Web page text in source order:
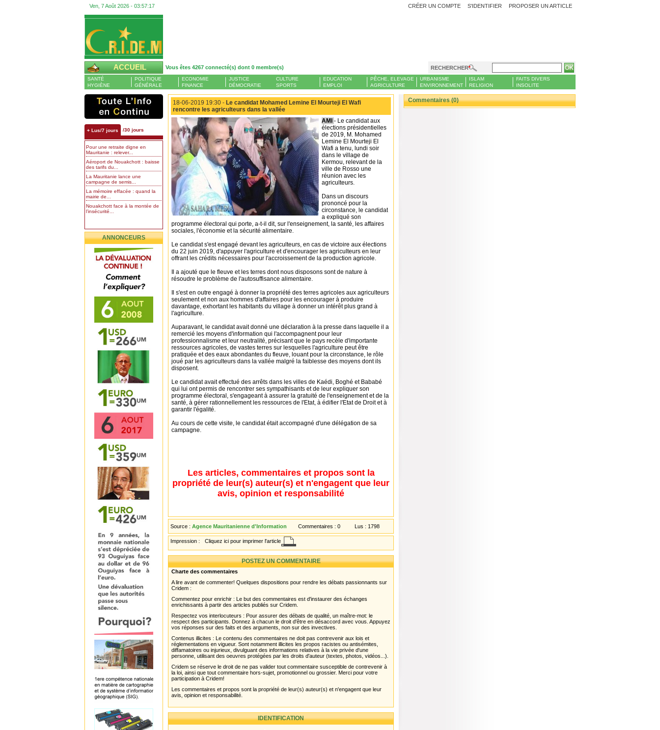
Ven, 7 Août 2026 - 03:57:18 PROPOSER UN ARTICLE
CRÉER UN COMPTE S'IDENTIFIER
ACCUEIL Vous êtes 4267 connecté(s) dont 0 membre(s) RECHERCHER
SANTÉ
HYGIÈNE
POLITIQUE
GÉNÉRALE
ECONOMIE
FINANCE
JUSTICE
DÉMOCRATIE
CULTURE
SPORTS
EDUCATION
EMPLOI
PÊCHE, ELEVAGE
AGRICULTURE
URBANISME
ENVIRONNEMENT
ISLAM
RELIGION
FAITS DIVERS
INSOLITE
+ Lus/7 jours /30 jours
Pour une retraite digne en
Mauritanie : relever...
Aéroport de Nouakchott : baisse
des tarifs du...
La Mauritanie lance une
campagne de semis...
La mémoire effacée : quand la
mairie de...
Nouakchott face à la montée de
l’insécurité...
ANNONCEURS
18-06-2019 19:30 - Le candidat Mohamed Lemine El Mourteji El Wafi
rencontre les agriculteurs dans la vallée
AMI - Le candidat aux
élections présidentielles
de 2019, M. Mohamed
Lemine El Mourteji El
Wafi a tenu, lundi soir
dans le village de
Kermou, relevant de la
ville de Rosso une
réunion avec les
agriculteurs.
Dans un discours
prononcé pour la
circonstance, le candidat
a expliqué son
programme électoral qui porte, a-t-il dit, sur l'enseignement, la santé, les affaires
sociales, l'économie et la sécurité alimentaire.
Le candidat s'est engagé devant les agriculteurs, en cas de victoire aux élections
du 22 juin 2019, d'appuyer l'agriculture et d'encourager les agriculteurs en leur
offrant les crédits nécessaires pour l'accroissement de la production agricole.
Il a ajouté que le fleuve et les terres dont nous disposons sont de nature à
résoudre le problème de l'autosuffisance alimentaire.
Il s'est en outre engagé à donner la propriété des terres agricoles aux agriculteurs
seulement et non aux hommes d'affaires pour les encourager à produire
davantage, exhortant les habitants du village à donner un intérêt plus grand à
l'agriculture.
Auparavant, le candidat avait donné une déclaration à la presse dans laquelle il a
remercié les moyens d'information qui l'accompagnent pour leur
professionnalisme et leur neutralité, précisant que le pays recèle d'importante
ressources agricoles, de vastes terres sur lesquelles l'agriculture peut être
pratiquée et des eaux abondantes du fleuve, louant pour la circonstance, le rôle
joué par les agriculteurs dans la vallée malgré la faiblesse des moyens dont ils
disposent.
Le candidat avait effectué des arrêts dans les villes de Kaédi, Boghé et Bababé
qui lui ont permis de rencontrer ses sympathisants et de leur expliquer son
programme électoral, s'engageant à assurer la gratuité de l'enseignement et de la
santé, à gérer rationnellement les ressources de l'Etat, à édifier l'Etat de Droit et à
garantir l'égalité.
Au cours de cette visite, le candidat était accompagné d'une délégation de sa
campagne.
Les articles, commentaires et propos sont la
propriété de leur(s) auteur(s) et n'engagent que leur
avis, opinion et responsabilité
Source : Agence Mauritanienne d'Information Commentaires : 0 Lus : 1798
Impression : Cliquez ici pour imprimer l'article
POSTEZ UN COMMENTAIRE
Charte des commentaires
A lire avant de commenter! Quelques dispositions pour rendre les débats passionnants sur
Cridem :
Commentez pour enrichir : Le but des commentaires est d'instaurer des échanges
enrichissants à partir des articles publiés sur Cridem.
Respectez vos interlocuteurs : Pour assurer des débats de qualité, un maître-mot: le
respect des participants. Donnez à chacun le droit d'être en désaccord avec vous. Appuyez
vos réponses sur des faits et des arguments, non sur des invectives.
Contenus illicites : Le contenu des commentaires ne doit pas contrevenir aux lois et
réglementations en vigueur. Sont notamment illicites les propos racistes ou antisémites,
diffamatoires ou injurieux, divulguant des informations relatives à la vie privée d'une
personne, utilisant des oeuvres protégées par les droits d'auteur (textes, photos, vidéos...).
Cridem se réserve le droit de ne pas valider tout commentaire susceptible de contrevenir à
la loi, ainsi que tout commentaire hors-sujet, promotionnel ou grossier. Merci pour votre
participation à Cridem!
Les commentaires et propos sont la propriété de leur(s) auteur(s) et n'engagent que leur
avis, opinion et responsabilité.
IDENTIFICATION
Commentaires (0)